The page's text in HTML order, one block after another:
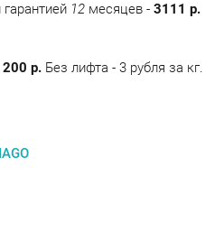
Imago широкая цветовая